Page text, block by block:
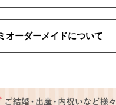
オーダーメイドについて